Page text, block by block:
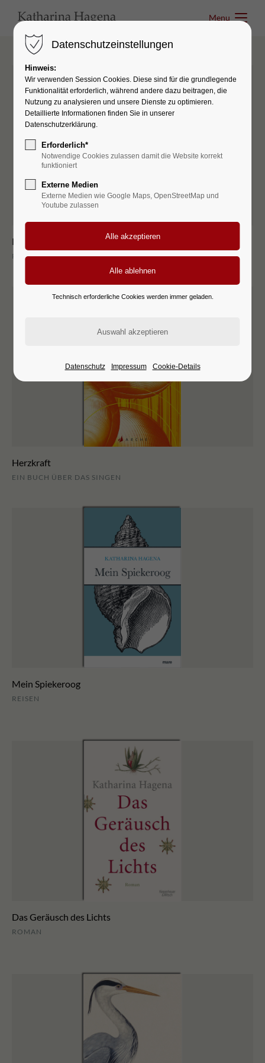
Menu
Flusslinien
ROMAN
Herzkraft
EIN BUCH ÜBER DAS SINGEN
Mein Spiekeroog
REISEN
Das Geräusch des Lichts
ROMAN
Datenschutzeinstellungen
Hinweis:
Wir verwenden Session Cookies. Diese sind für die grundlegende
Funktionalität erforderlich, während andere dazu beitragen, die
Nutzung zu analysieren und unsere Dienste zu optimieren.
Detaillierte Informationen finden Sie in unserer
Datenschutzerklärung.
Erforderlich*
Notwendige Cookies zulassen damit die Website korrekt
funktioniert
Externe Medien
Externe Medien wie Google Maps, OpenStreetMap und
Youtube zulassen
Technisch erforderliche Cookies werden immer geladen.
Datenschutz Impressum Cookie-Details
Menu